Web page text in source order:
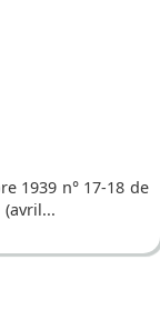
1939 n° 17-18 de